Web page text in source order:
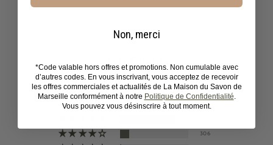
Avis Clients
4.69 sur 5
Basé sur 2221 avis
306
Non, merci
*Code valable hors offres et promotions. Non cumulable avec
d’autres codes. En vous inscrivant, vous acceptez de recevoir
les offres commerciales et actualités de La Maison du Savon de
Marseille conformément à notre Politique de Confidentialité.
Vous pouvez vous désinscrire à tout moment.